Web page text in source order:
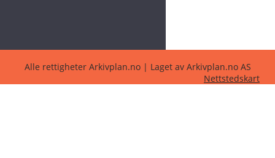
Alle rettigheter Arkivplan.no | Laget av Arkivplan.no AS
Nettstedskart